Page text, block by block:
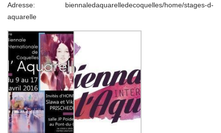
Adresse: biennaledaquarelledecoquelles/home/stages-d-
aquarelle